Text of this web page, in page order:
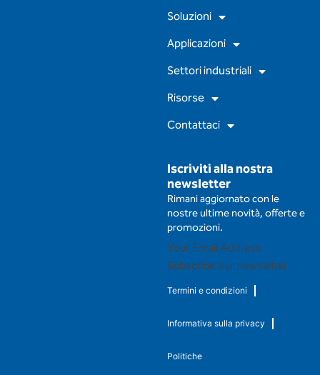
Iscriviti alla nostra
newsletter
Rimani aggiornato con le
nostre ultime novità, offerte e
promozioni.
Subscribe our newsletter
Termini e condizioni
Informativa sulla privacy
Politiche
Soluzioni
Applicazioni
Settori industriali
Risorse
Contattaci